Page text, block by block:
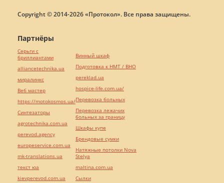
Copyright © 2014-2026 «Протокол». Все права защищены.
Партнёры
Серьги с
бриллиантами
alliancetechnika.ua
миралинкс
Веб мастер
https://motokosmos.ua/
Синтезаторы
agrotechnika.com.ua
perevod.agency
europeservice.com.ua
mk-translations.ua
текст юа
kievperevod.com.ua
Винный шкаф
Подготовка к НМТ / ВНО
pereklad.ua
hospice-life.com.ua/
Перевозка больных
Перевозка лежачих
больных за границу
Шкафы купе
Брендовые сумки
Натяжные потолки Nova
Stelya
maltina.com.ua
Cылки